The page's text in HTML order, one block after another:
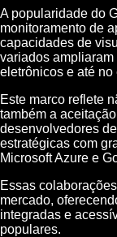
A popularidade do
monitoramento de
capacidades de
variados
eletrônicos e até
Este marco reflete
também a
desenvolvedores
estratégicas com
Microsoft Azure e
Essas
mercado,
integradas e
populares.